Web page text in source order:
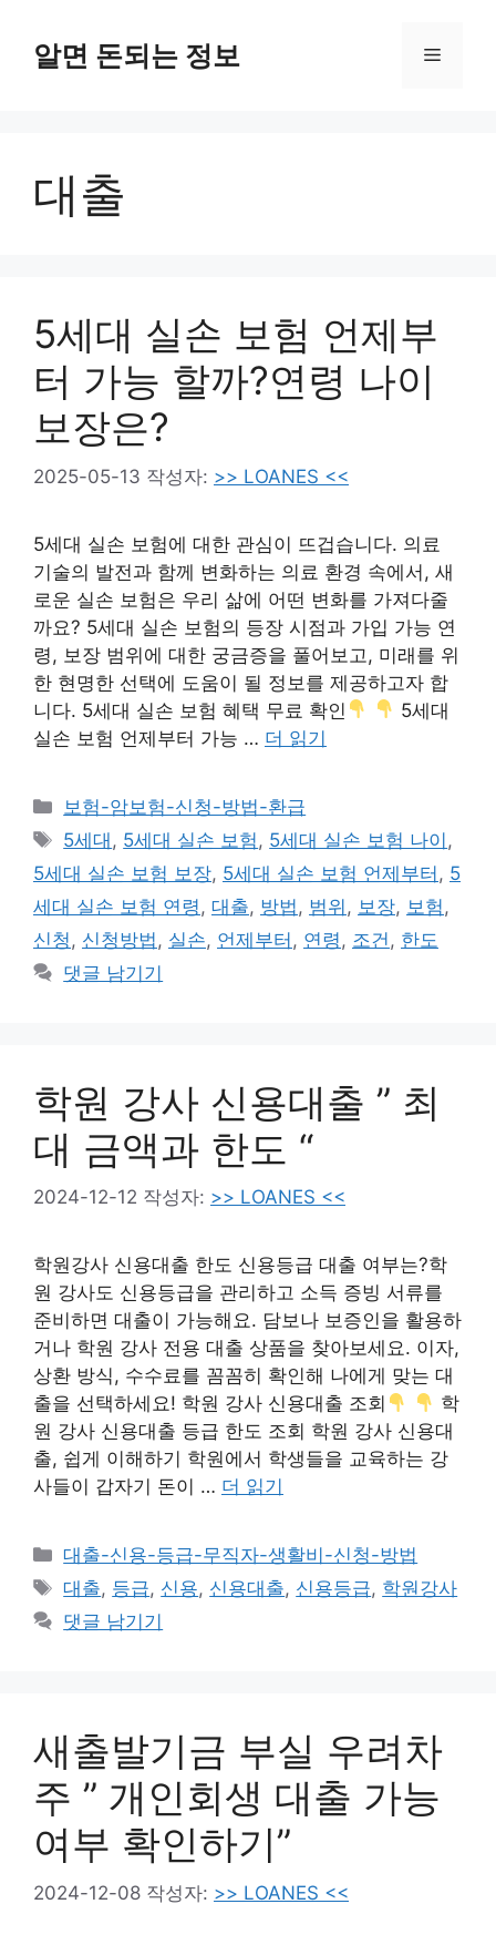
알면 돈되는 정보 메
대출
5세대 실손 보험 언제부
터 가능 할까?연령 나이
보장은?
2025-05-13 작성자: >> LOANES <<
5세대 실손 보험에 대한 관심이 뜨겁습니다. 의료
기술의 발전과 함께 변화하는 의료 환경 속에서, 새
로운 실손 보험은 우리 삶에 어떤 변화를 가져다줄
까요? 5세대 실손 보험의 등장 시점과 가입 가능 연
령, 보장 범위에 대한 궁금증을 풀어보고, 미래를 위
한 현명한 선택에 도움이 될 정보를 제공하고자 합
니다. 5세대 실손 보험 혜택 무료 확인
5세대
실손 보험 언제부터 가능 … 더 읽기
카
테
리
보험-암보험-신청-방법-환급
태
그
5세대 , 5세대 실손 보험 , 5세대 실손 보험 나이 ,
5세대 실손 보험 보장, 5세대 실손 보험 언제부터 , 5
세대 실손 보험 연령 , 대출, 방법 , 범위 , 보장, 보험 ,
신청 , 신청방법 , 실손, 언제부터 , 연령 , 조건 , 한도
댓글 남기기
학원 강사 신용대출 ” 최
대 금액과 한도 “
2024-12-12 작성자: >> LOANES <<
학원강사 신용대출 한도 신용등급 대출 여부는?학
원 강사도 신용등급을 관리하고 소득 증빙 서류를
준비하면 대출이 가능해요. 담보나 보증인을 활용하
거나 학원 강사 전용 대출 상품을 찾아보세요. 이자,
상환 방식, 수수료를 꼼꼼히 확인해 나에게 맞는 대
출을 선택하세요! 학원 강사 신용대출 조회
학
원 강사 신용대출 등급 한도 조회 학원 강사 신용대
출, 쉽게 이해하기 학원에서 학생들을 교육하는 강
사들이 갑자기 돈이 … 더 읽기
카
테
리
대출-신용-등급-무직자-생활비-신청-방법
태
그
대출, 등급, 신용, 신용대출, 신용등급, 학원강사
댓글 남기기
새출발기금 부실 우려차
주 ” 개인회생 대출 가능
여부 확인하기”
2024-12-08 작성자: >> LOANES <<